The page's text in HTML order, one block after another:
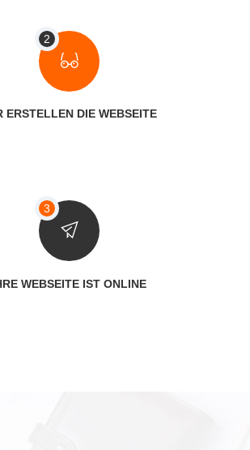
ERSTELLEN DIE WEBSEITE
WEBSEITE IST ONLINE